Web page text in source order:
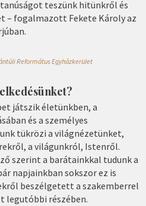
teszünk hitünkről és
– fogalmazott Fekete Károly az
Református Egyházkerület
játszik életünkben, a
és a személyes
tükrözi a világnézetünket,
a világunkról, Istenről.
szerint a barátainkkal tudunk a
napjainkban sokszor ez is
beszélgetett a szakemberrel
legutóbbi részében.